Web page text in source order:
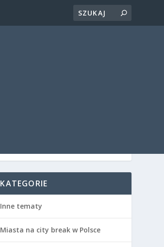
KATEGORIE
Inne tematy
Miasta na city break w Polsce